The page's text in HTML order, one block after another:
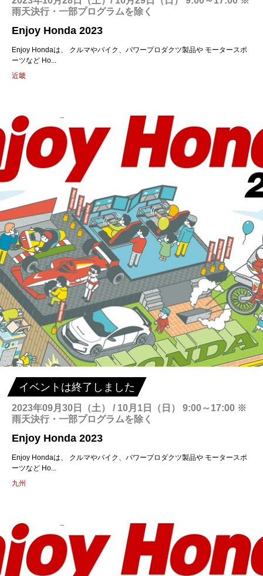
雨天決行・一部プログラムを除く
Enjoy Honda 2023
Enjoy Hondaは、 クルマやバイク、パワープロダクツ製品や モータースポ
ーツなど Ho...
近畿
イベントは終了しました
2023年09月30日（土） / 10月1日（日） 9:00～17:00 ※
雨天決行・一部プログラムを除く
Enjoy Honda 2023
Enjoy Hondaは、 クルマやバイク、パワープロダクツ製品や モータースポ
ーツなど Ho...
九州